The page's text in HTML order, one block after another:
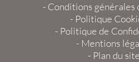
- Conditions
- Politique
- Politique de
- Mentions
- Plan du site